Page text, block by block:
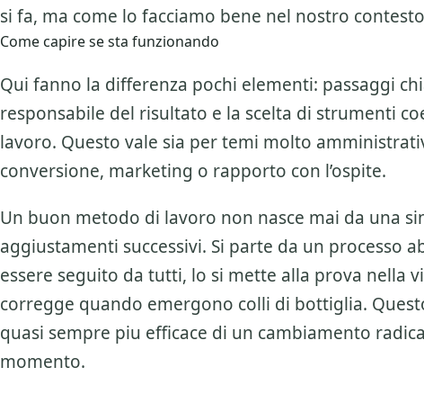
si fa, ma come lo facciamo bene nel nostro
Come capire se sta funzionando
Qui fanno la differenza pochi elementi: passaggi
responsabile del risultato e la scelta di strumenti
lavoro. Questo vale sia per temi molto
conversione, marketing o rapporto con l’ospite.
Un buon metodo di lavoro non nasce mai da una
aggiustamenti successivi. Si parte da un processo
essere seguito da tutti, lo si mette alla prova nella
corregge quando emergono colli di bottiglia.
quasi sempre piu efficace di un cambiamento
momento.